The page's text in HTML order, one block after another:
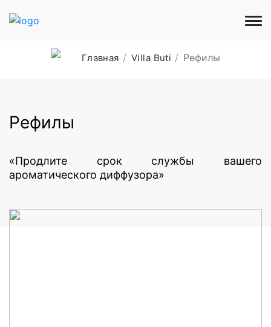
Главная Villa Buti Рефилы
Рефилы
«Продлите срок службы вашего
ароматического диффузора»